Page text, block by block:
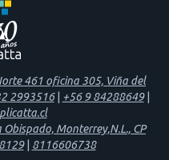
461 oficina 305, Viña del
2993516| +56 9 84288649|
Monterrey,N.L., CP
| 8116606738